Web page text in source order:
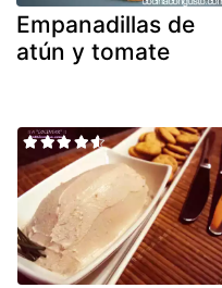
Empanadillas de
atún y tomate